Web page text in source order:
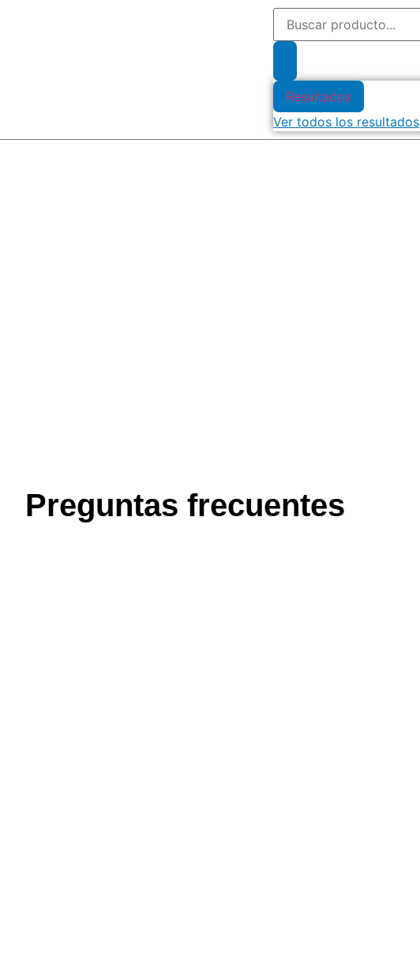
Resultados
Ver todos los resultados
Preguntas frecuentes